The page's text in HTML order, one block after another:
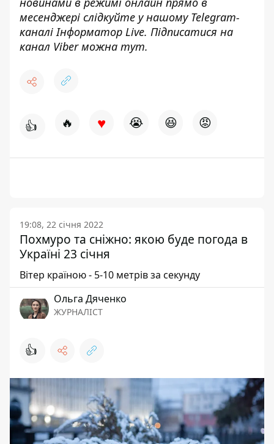
месенджері слідкуйте у нашому Telegram-
каналіІнформатор Live. Підписатися на
канал Viber можна тут.
👍 🔥 ♥ 😭 😆 😡
19:08, 22 січня 2022
Похмуро та сніжно: якою буде погода в
Україні 23 січня
Вітер країною - 5-10 метрів за секунду
Ольга Дяченко
ЖУРНАЛІСТ
👍